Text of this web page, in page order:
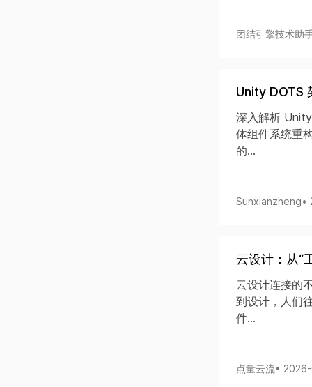
团结引擎技术助
Unity DOTS
深入解析
体组件系统重
的...
Sunxianzheng•
云设计：从“
云设计连接的
到设计，人们
件...
点量云流•